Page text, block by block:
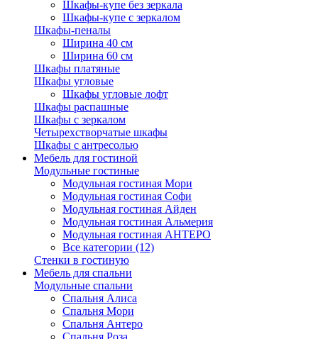
Шкафы-купе без зеркала
Шкафы-купе с зеркалом
Шкафы-пеналы
Ширина 40 см
Ширина 60 см
Шкафы платяные
Шкафы угловые
Шкафы угловые лофт
Шкафы распашные
Шкафы с зеркалом
Четырехстворчатые шкафы
Шкафы с антресолью
Мебель для гостиной
Модульные гостиные
Модульная гостиная Мори
Модульная гостиная Софи
Модульная гостиная Айден
Модульная гостиная Альмерия
Модульная гостиная АНТЕРО
Все категории (12)
Стенки в гостиную
Мебель для спальни
Модульные спальни
Спальня Алиса
Спальня Мори
Спальня Антеро
Спальня Роза